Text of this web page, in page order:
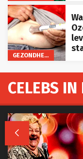
GEZONDHEID
CELEBS IN
